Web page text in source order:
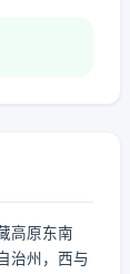
高原东南
治州，西与